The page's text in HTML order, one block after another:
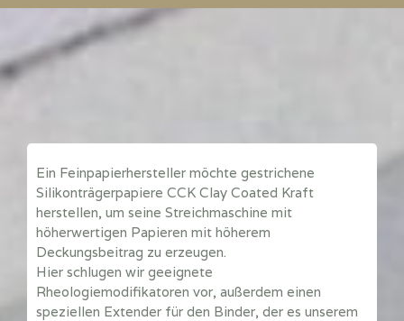
Ein Feinpapierhersteller möchte gestrichene
Silikonträgerpapiere CCK Clay Coated Kraft
herstellen, um seine Streichmaschine mit
höherwertigen Papieren mit höherem
Deckungsbeitrag zu erzeugen.
Hier schlugen wir geeignete
Rheologiemodifikatoren vor, außerdem einen
speziellen Extender für den Binder, der es unserem